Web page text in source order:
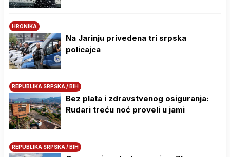
HRONIKA
Na Јarinju privedena tri srpska
policajca
REPUBLIKA SRPSKA / BIH
Bez plata i zdravstvenog osiguranja:
Rudari treću noć proveli u jami
REPUBLIKA SRPSKA / BIH